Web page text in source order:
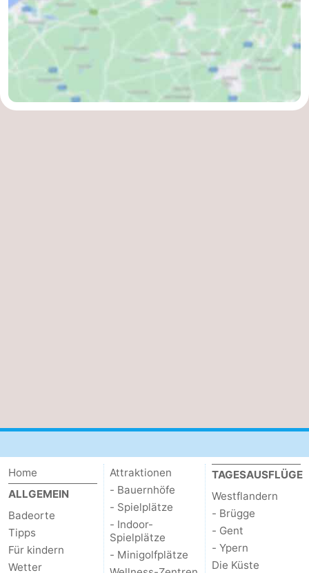
Home
ALLGEMEIN
Badeorte
Tipps
Für kindern
Wetter
Attraktionen
- Bauernhöfe
- Spielplätze
- Indoor-
Spielplätze
- Minigolfplätze
TAGESAUSFLÜGE
Westflandern
- Brügge
- Gent
- Ypern
Die Küste